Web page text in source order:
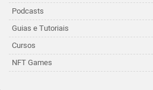
Podcasts
Guias e Tutoriais
Cursos
NFT Games